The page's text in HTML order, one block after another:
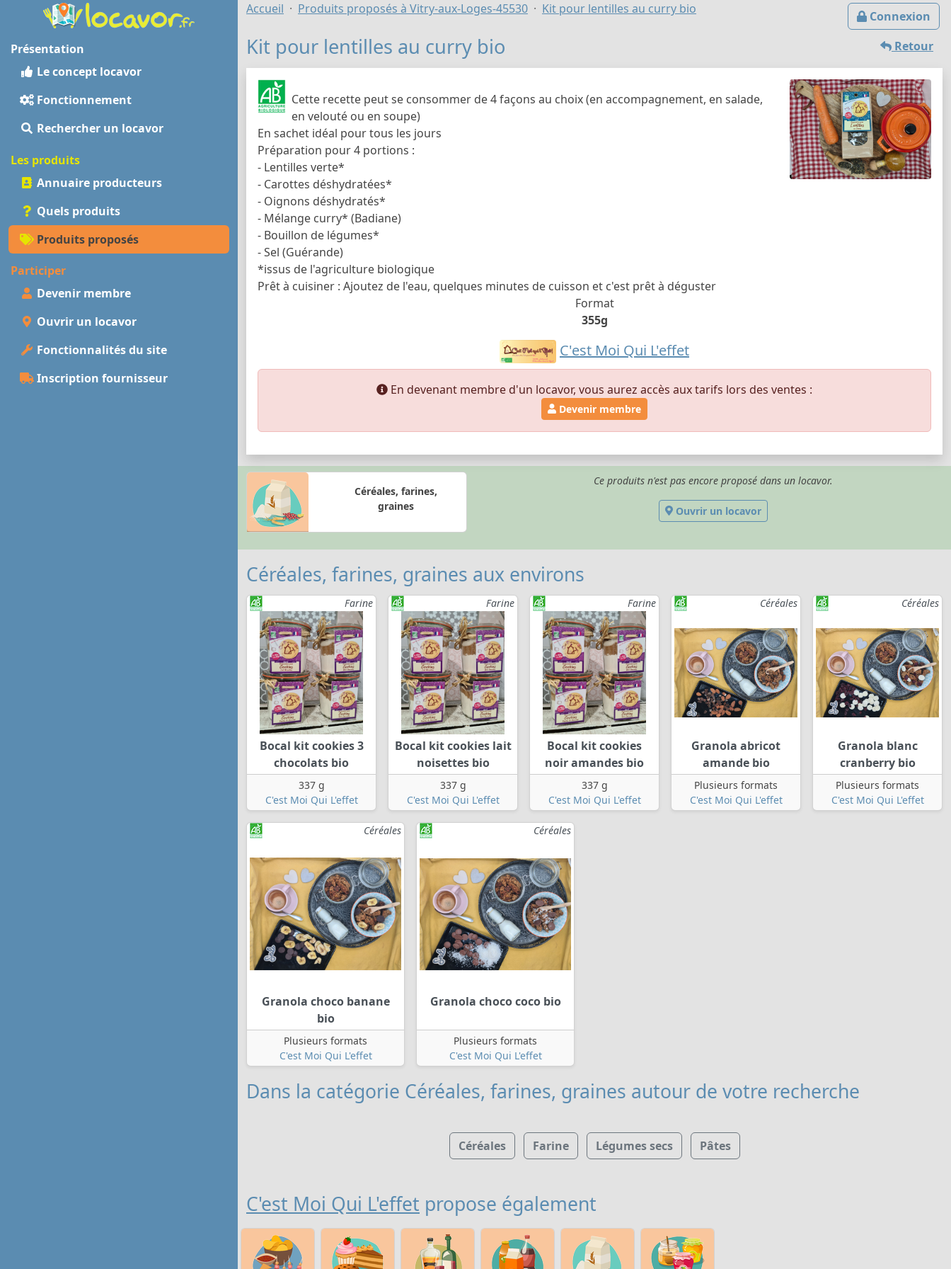
Présentation
Le concept locavor
Fonctionnement
Rechercher un locavor
Les produits
Annuaire producteurs
Quels produits
Produits proposés
Participer
Devenir membre
Ouvrir un locavor
Fonctionnalités du site
Inscription fournisseur
Connexion
Accueil Produits proposés à Vitry-aux-Loges-45530 Kit pour lentilles au curry bio
Retour
Kit pour lentilles au curry bio
Cette recette peut se consommer de 4 façons au choix (en accompagnement, en salade,
en velouté ou en soupe)
En sachet idéal pour tous les jours
Préparation pour 4 portions :
- Lentilles verte*
- Carottes déshydratées*
- Oignons déshydratés*
- Mélange curry* (Badiane)
- Bouillon de légumes*
- Sel (Guérande)
*issus de l'agriculture biologique
Prêt à cuisiner : Ajoutez de l'eau, quelques minutes de cuisson et c'est prêt à déguster
Format
355g
C'est Moi Qui L'effet
En devenant membre d'un locavor, vous aurez accès aux tarifs lors des ventes :
Devenir membre
Céréales, farines,
graines
Ce produits n'est pas encore proposé dans un locavor.
Ouvrir un locavor
Céréales, farines, graines aux environs
Farine
Bocal kit cookies 3
chocolats bio
337 g
C'est Moi Qui L'effet
Farine
Bocal kit cookies lait
noisettes bio
337 g
C'est Moi Qui L'effet
Farine
Bocal kit cookies
noir amandes bio
337 g
C'est Moi Qui L'effet
Céréales
Granola abricot
amande bio
Plusieurs formats
C'est Moi Qui L'effet
Céréales
Granola blanc
cranberry bio
Plusieurs formats
C'est Moi Qui L'effet
Céréales
Granola choco banane
bio
Plusieurs formats
C'est Moi Qui L'effet
Céréales
Granola choco coco bio
Plusieurs formats
C'est Moi Qui L'effet
Dans la catégorie Céréales, farines, graines autour de votre recherche
Céréales Farine Légumes secs Pâtes
C'est Moi Qui L'effet propose également